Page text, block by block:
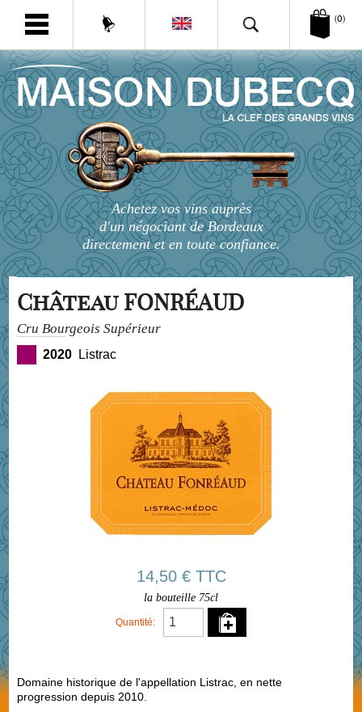
(0)
Achetez vos vins auprès
d'un négociant de Bordeaux
directement et en toute confiance.
Château FONRÉAUD
Cru Bourgeois Supérieur
2020 Listrac
14,50 € TTC
la bouteille 75cl
Quantité:
Domaine historique de l'appellation Listrac, en nette
progression depuis 2010.